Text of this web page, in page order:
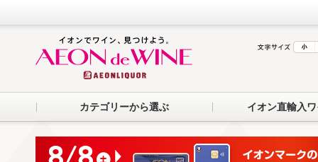
カテゴリーから選ぶ イオン直輸入